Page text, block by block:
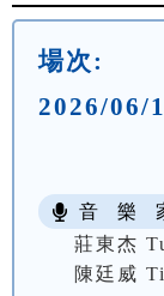
場次:
2026/06/
音 樂
莊東杰
陳廷威